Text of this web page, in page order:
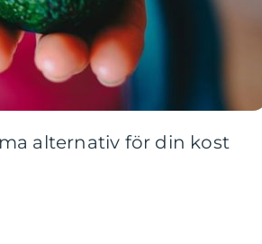
alternativ för din kost